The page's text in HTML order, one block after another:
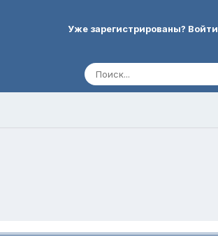
Уже зарегистрированы? Войти